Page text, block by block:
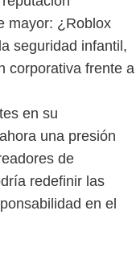
mayor: ¿Roblox
seguridad infantil,
corporativa frente a
en su
una presión
de
redefinir las
en el